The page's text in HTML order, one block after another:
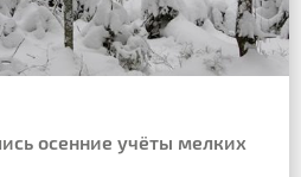
осенние учёты мелких